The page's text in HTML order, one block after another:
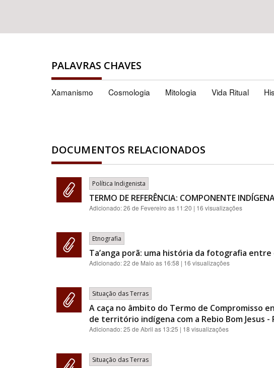
PALAVRAS CHAVES
Xamanismo Cosmologia Mitologia Vida Ritual
DOCUMENTOS RELACIONADOS
Política Indigenista
TERMO DE REFERÊNCIA: COMPONENTE
Adicionado:26 de Fevereiro as 11:20 | 16 visualizações
Etnografia
Ta’anga porã: uma história da fotografia entre
Adicionado:22 de Maio as 16:58 | 16 visualizações
Situação das Terras
A caça no âmbito do Termo de Compromisso
de território indígena com a Rebio Bom Jesus -
Adicionado:25 de Abril as 13:25 | 18 visualizações
Situação das Terras